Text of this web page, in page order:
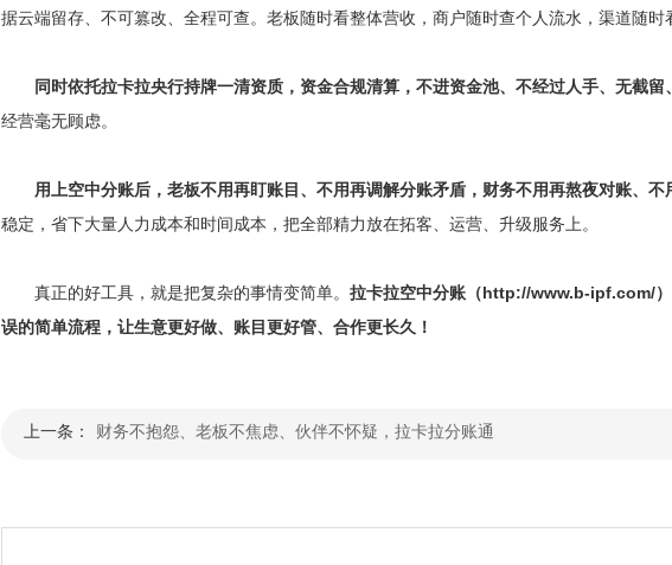
据云端留存、不可篡改、全程可查。老板随时看整体营收，商户随时查个人流水，渠道随
同时依托拉卡拉央行持牌一清资质，资金合规清算，不进资金池、不经过人手、无截留
经营毫无顾虑。
用上空中分账后，老板不用再盯账目、不用再调解分账矛盾，财务不用再熬夜对账、不
稳定，省下大量人力成本和时间成本，把全部精力放在拓客、运营、升级服务上。
真正的好工具，就是把复杂的事情变简单。 拉卡拉空中分账（http://www.b-ipf.com/）
误的简单流程，让生意更好做、账目更好管、合作更长久！
上一条： 财务不抱怨、老板不焦虑、伙伴不怀疑，拉卡拉分账通